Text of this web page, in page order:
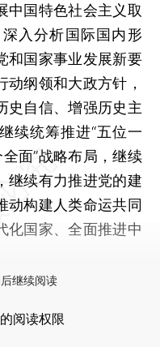
中国特色社会主义取
入分析国际国内形
和国家事业发展新要
纲领和大政方针，
史自信、增强历史主
续统筹推进“五位一
面”战略布局，继续
继续有力推进党的建
动构建人类命运共同
化国家、全面推进中
继续阅读
阅读权限